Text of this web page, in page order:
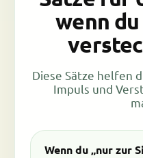
wenn
Diese Sätze helfen
Impuls und
Wenn du „nur zur